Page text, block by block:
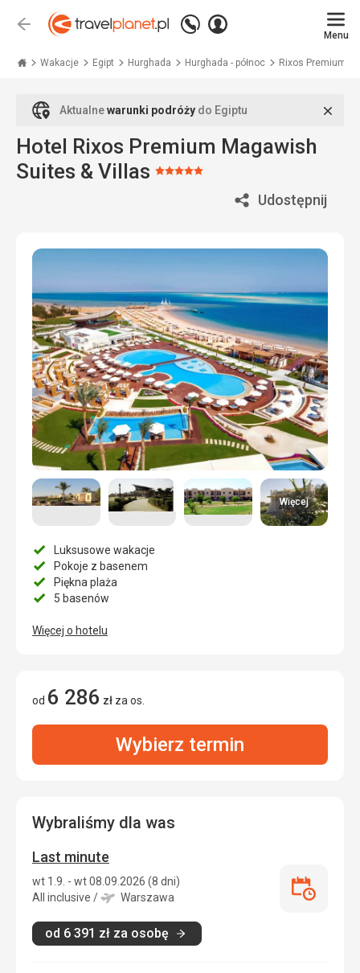
Wstecz
Zadzwoń
+48
771
Zaloguj
Menu
Wakacje Egipt Hurghada Hurghada - północ Rixos Premium
Aktualnewarunki podróży do Egiptu
Hotel Rixos Premium Magawish
Suites & Villas Ocena:
Udostępnij
Więcej
Luksusowe wakacje
Pokoje z basenem
Piękna plaża
5 basenów
Więcej o hotelu
od 6 286 zł za os.
Wybierz termin
Wybraliśmy dla was
Last minute
wt 1.9. - wt 08.09.2026 (8 dni)
All inclusive / Warszawa
od 6 391 zł za osobę
Last